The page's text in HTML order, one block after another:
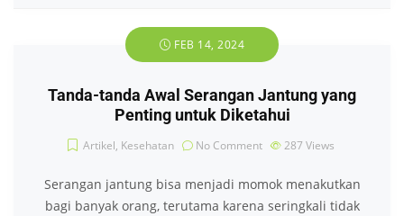
FEB 14, 2024
Tanda-tanda Awal Serangan Jantung yang
Penting untuk Diketahui
Artikel, Kesehatan No Comment 287 Views
Serangan jantung bisa menjadi momok menakutkan
bagi banyak orang, terutama karena seringkali tidak